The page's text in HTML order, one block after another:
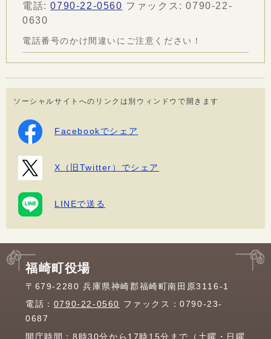
電話:0790-22-0560 ファックス: 0790-22-
0630
電話番号のかけ間違いにご注意ください！
ソーシャルサイトへのリンクは別ウィンドウで開きます
Facebookでシェア
X（旧Twitter）でシェア
LINEで送る
福崎町役場
〒679-2280 兵庫県神崎郡福崎町南田原3116-1
電話： 0790-22-0560 ファックス：0790-23-
0687
開庁時間：8時30分から17時15分まで（土曜・日曜